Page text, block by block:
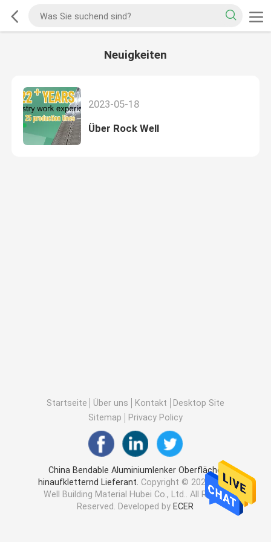
Neuigkeiten
2023-05-18
Über Rock Well
Startseite Über uns Kontakt
Desktop Site
Sitemap
Privacy Policy
China Bendable Aluminiumlenker Oberfläche
hinaufkletternd Lieferant. Copyright © 2026 Rock
Well Building Material Hubei Co., Ltd.. All Rights
Reserved. Developed by ECER